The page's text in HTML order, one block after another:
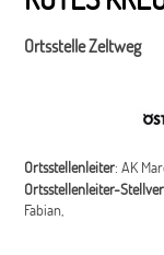
Ortsstelle Zeltweg
Ortsstellenleiter: AK
Ortsstellenleiter-
Fabian,
BK Jürgen